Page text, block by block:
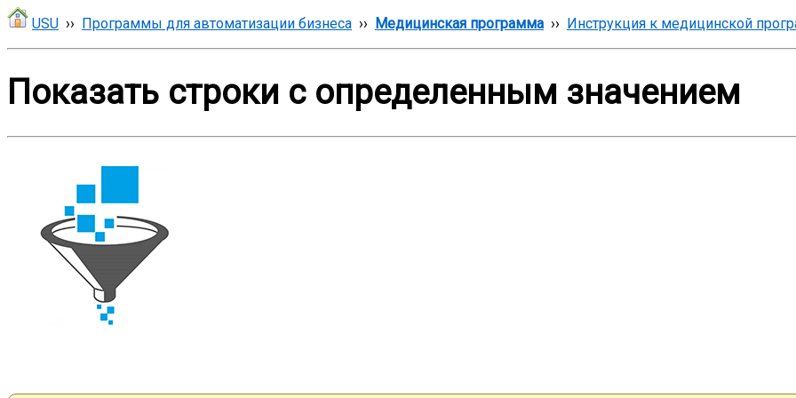
USU ›› Программы для автоматизации бизнеса ›› Медицинская программа ›› Инструкция к медицинской
Показать строки с определенным значением